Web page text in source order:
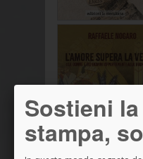
Sostieni
stampa,